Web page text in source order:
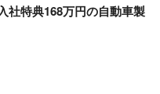
社特典168万円の自動車製